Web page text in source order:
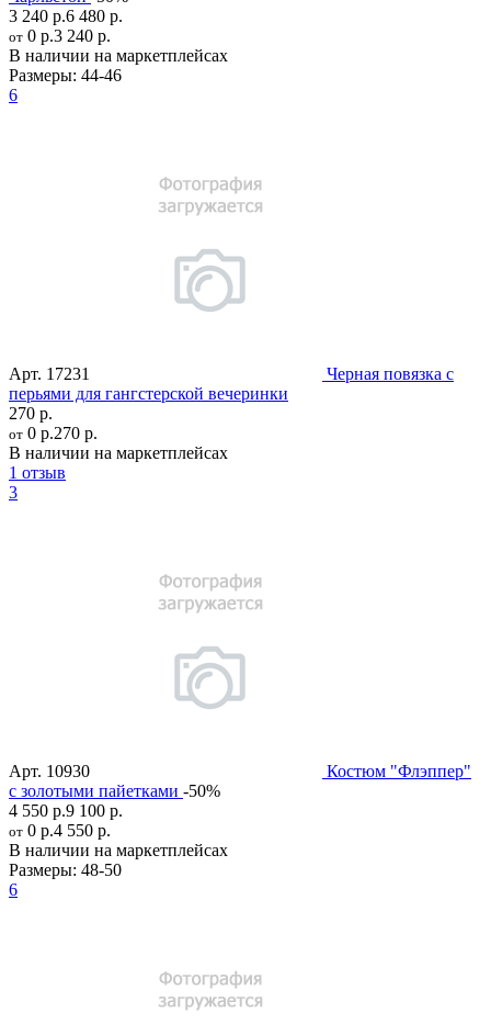
3 240 р.6 480 р.
от 0 р.3 240 р.
В наличии на маркетплейсах
Размеры: 44-46
6
Арт. 17231
Черная повязка с
перьями для гангстерской вечеринки
270 р.
от 0 р.270 р.
В наличии на маркетплейсах
1 отзыв
3
Арт. 10930
Костюм "Флэппер"
с золотыми пайетками -50%
4 550 р.9 100 р.
от 0 р.4 550 р.
В наличии на маркетплейсах
Размеры: 48-50
6